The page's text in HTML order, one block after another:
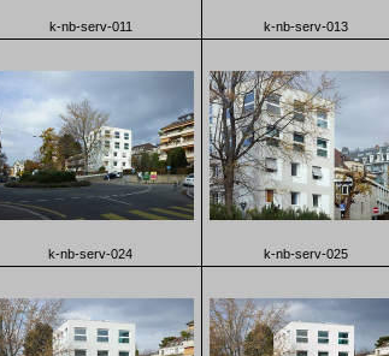
k-nb-serv-011 k-nb-serv-013
k-nb-serv-024 k-nb-serv-025